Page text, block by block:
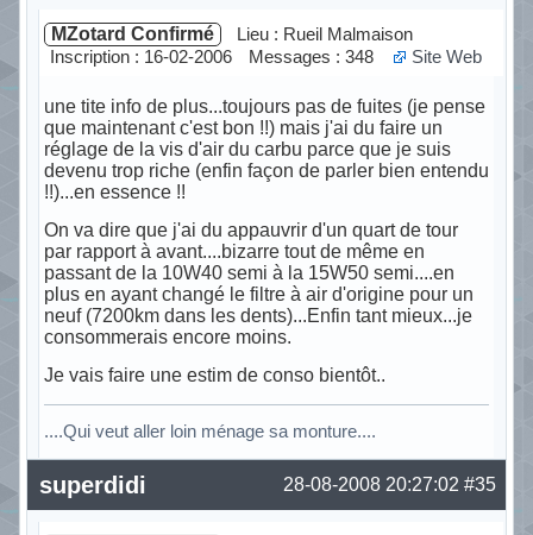
MZotard Confirmé
Lieu : Rueil Malmaison
Inscription : 16-02-2006
Messages : 348 Site Web
une tite info de plus...toujours pas de fuites (je pense
que maintenant c'est bon !!) mais j'ai du faire un
réglage de la vis d'air du carbu parce que je suis
devenu trop riche (enfin façon de parler bien entendu
!!)...en essence !!
On va dire que j'ai du appauvrir d'un quart de tour
par rapport à avant....bizarre tout de même en
passant de la 10W40 semi à la 15W50 semi....en
plus en ayant changé le filtre à air d'origine pour un
neuf (7200km dans les dents)...Enfin tant mieux...je
consommerais encore moins.
Je vais faire une estim de conso bientôt..
....Qui veut aller loin ménage sa monture....
Hors ligne #35
28-08-2008 20:27:02
superdidi